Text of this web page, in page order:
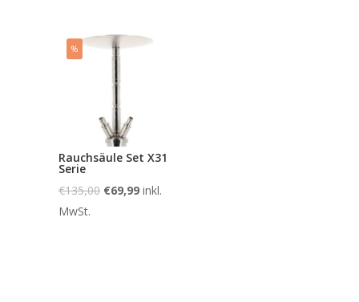
%
Rauchsäule Set X31
Serie
€135,00 €69,99 inkl.
MwSt.